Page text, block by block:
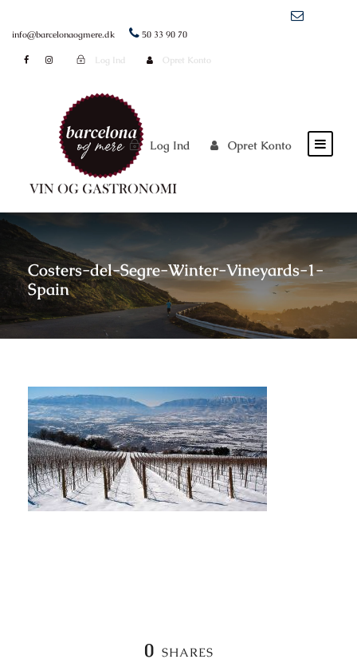
info@barcelonaogmere.dk 50 33 90 70
Log Ind Opret Konto
Log Ind Opret Konto
Costers-del-Segre-Winter-Vineyards-1-
Spain
0 SHARES